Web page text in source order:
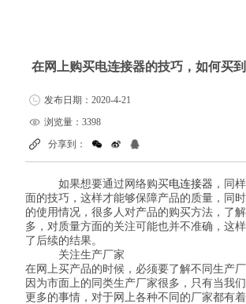
在网上购买电连接器的技巧，如何买
发布日期：2020-4-21
浏览量：3398
分享到：
如果想要通过网络购买电连接器 ，同
面的技巧，这样才能够保障产品的质量，同
的使用情况，很多人对产品的购买方法，了
多，对质量方面的关注可能也并不准确，这
了后续的结果。
关注生产厂家
在网上买产品的时候，必须要了解不同生产
因为市面上的同类生产厂家很多，只有当我
更多的事情，对于网上各种不同的厂家都有